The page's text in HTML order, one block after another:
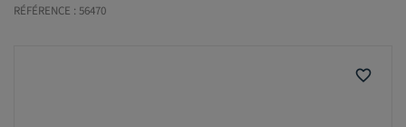
RÉFÉRENCE : 56470
favorite_border